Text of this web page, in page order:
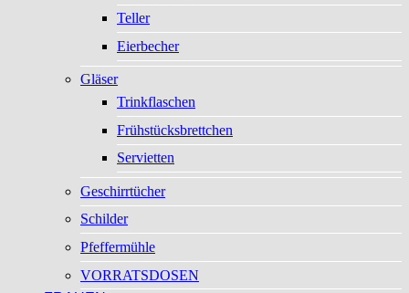
Teller
Eierbecher
Gläser
Trinkflaschen
Frühstücksbrettchen
Servietten
Geschirrtücher
Schilder
Pfeffermühle
VORRATSDOSEN